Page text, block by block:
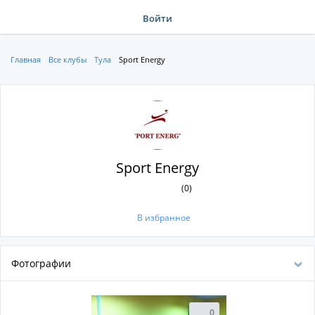
Войти
Главная Все клубы Тула Sport Energy
Sport Energy
(0)
В избранное
Фотографии
0